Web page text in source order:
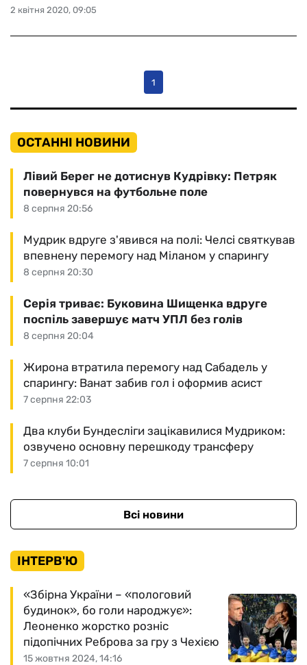
2 квітня 2020, 09:05
1
ОСТАННІ НОВИНИ
8 серпня 20:56
Лівий Берег не дотиснув Кудрівку: Петряк
повернувся на футбольне поле
8 серпня 20:30
Мудрик вдруге з'явився на полі: Челсі святкував
впевнену перемогу над Міланом у спарингу
8 серпня 20:04
Серія триває: Буковина Шищенка вдруге
поспіль завершує матч УПЛ без голів
7 серпня 22:03
Жирона втратила перемогу над Сабадель у
спарингу: Ванат забив гол і оформив асист
7 серпня 10:01
Два клуби Бундесліги зацікавилися Мудриком:
озвучено основну перешкоду трансферу
Всі новини
ІНТЕРВ'Ю
15 жовтня 2024, 14:16
«Збірна України – «пологовий
будинок», бо голи народжує»:
Леоненко жорстко розніс
підопічних Реброва за гру з Чехією